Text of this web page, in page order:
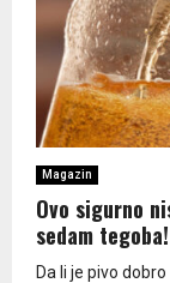
Magazin
Ovo sigurno
sedam tegoba!
Da li je pivo